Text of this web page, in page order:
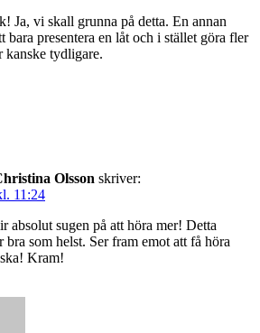
Ja, vi skall grunna på detta. En annan
bara presentera en låt och i stället göra fler
kanske tydligare.
Olsson skriver:
11:24
absolut sugen på att höra mer! Detta
som helst. Ser fram emot att få höra
Kram!